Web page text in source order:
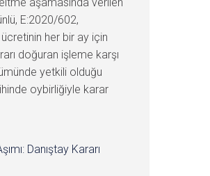
E:2020/602,
her bir ay için
doğuran işleme karşı
yetkili olduğu
oybirliğiyle karar
Danıştay Kararı